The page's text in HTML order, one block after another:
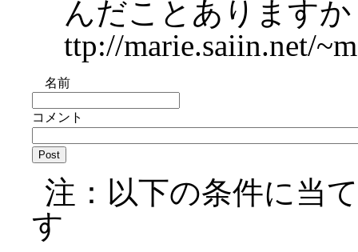
んだことあります
ttp://marie.saiin.net/
名前
コメント
注：以下の条件に当
す